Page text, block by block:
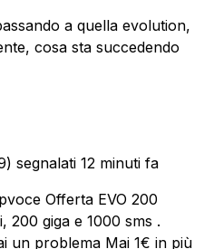
a quella evolution,
cosa sta succedendo
segnalati 12 minuti fa
Offerta EVO 200
200 giga e 1000 sms .
un problema Mai 1€ in più